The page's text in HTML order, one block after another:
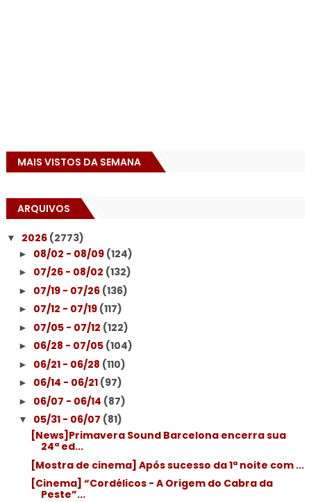
MAIS VISTOS DA SEMANA
ARQUIVOS
▼ 2026 (2773)
► 08/02 - 08/09 (124)
► 07/26 - 08/02 (132)
► 07/19 - 07/26 (136)
► 07/12 - 07/19 (117)
► 07/05 - 07/12 (122)
► 06/28 - 07/05 (104)
► 06/21 - 06/28 (110)
► 06/14 - 06/21 (97)
► 06/07 - 06/14 (87)
▼ 05/31 - 06/07 (81)
[News]Primavera Sound Barcelona encerra sua
24ª ed...
[Mostra de cinema] Após sucesso da 1ª noite com ...
[Cinema] “Cordélicos - A Origem do Cabra da
Peste”...